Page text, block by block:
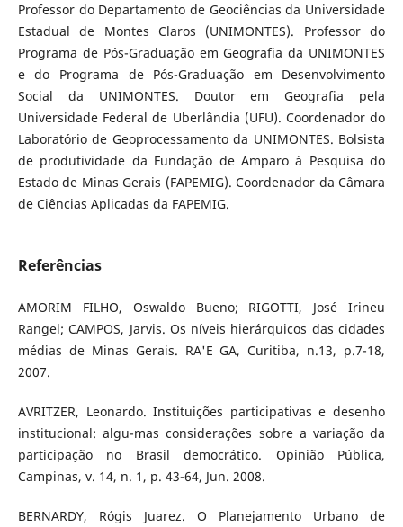
Professor do Departamento de Geociências da Universidade
Estadual de Montes Claros (UNIMONTES). Professor do
Programa de Pós-Graduação em Geografia da UNIMONTES
e do Programa de Pós-Graduação em Desenvolvimento
Social da UNIMONTES. Doutor em Geografia pela
Universidade Federal de Uberlândia (UFU). Coordenador do
Laboratório de Geoprocessamento da UNIMONTES. Bolsista
de produtividade da Fundação de Amparo à Pesquisa do
Estado de Minas Gerais (FAPEMIG). Coordenador da Câmara
de Ciências Aplicadas da FAPEMIG.
Referências
AMORIM FILHO, Oswaldo Bueno; RIGOTTI, José Irineu
Rangel; CAMPOS, Jarvis. Os níveis hierárquicos das cidades
médias de Minas Gerais. RA'E GA, Curitiba, n.13, p.7-18,
2007.
AVRITZER, Leonardo. Instituições participativas e desenho
institucional: algu-mas considerações sobre a variação da
participação no Brasil democrático. Opinião Pública,
Campinas, v. 14, n. 1, p. 43-64, Jun. 2008.
BERNARDY, Rógis Juarez. O Planejamento Urbano de